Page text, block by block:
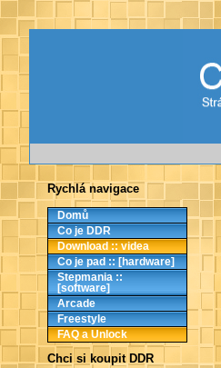
Rychlá navigace
Domů
Co je DDR
Download :: videa
Co je pad :: [hardware]
Stepmania ::
[software]
Arcade
Freestyle
FAQ a Unlock
Chci si koupit DDR